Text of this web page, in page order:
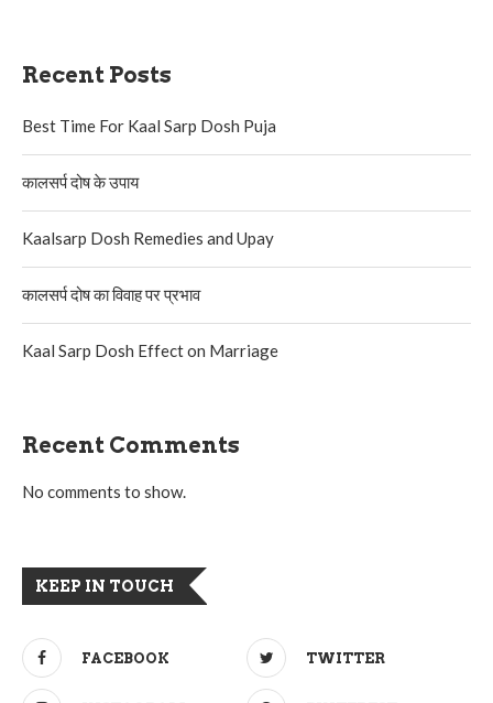
Recent Posts
Best Time For Kaal Sarp Dosh Puja
कालसर्प दोष के उपाय
Kaalsarp Dosh Remedies and Upay
कालसर्प दोष का विवाह पर प्रभाव
Kaal Sarp Dosh Effect on Marriage
Recent Comments
No comments to show.
KEEP IN TOUCH
FACEBOOK TWITTER